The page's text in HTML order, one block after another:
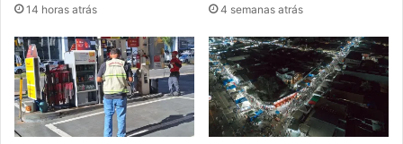
14 horas atrás 4 semanas atrás